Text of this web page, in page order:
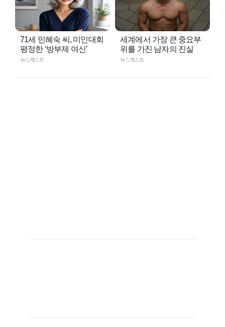
71세 민혜숙 씨, 미인대회
평정한 ‘방부제 여신’
뉴스캐스트
세계에서 가장 큰 중요부
위를 가진 남자의 진실
뉴스캐스트